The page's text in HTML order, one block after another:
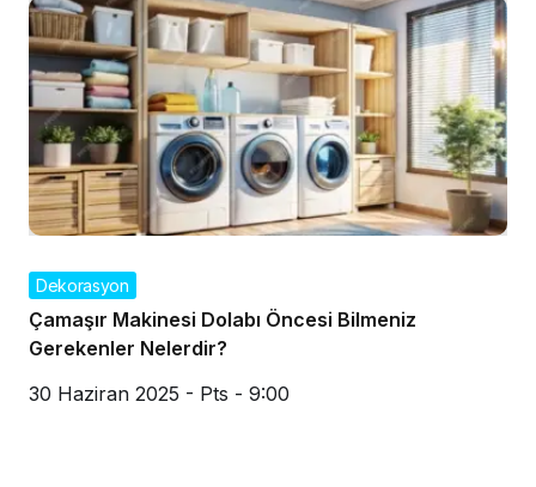
Dekorasyon
Çamaşır Makinesi Dolabı Öncesi Bilmeniz
Gerekenler Nelerdir?
30 Haziran 2025 - Pts - 9:00